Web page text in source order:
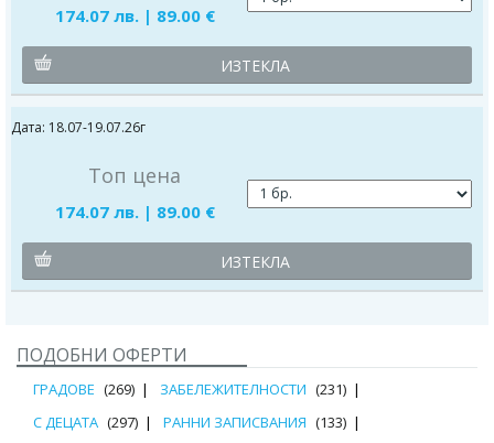
174.07 лв. | 89.00 €
ИЗТЕКЛА
Дата: 18.07-19.07.26г
Топ цена
174.07 лв. | 89.00 €
ИЗТЕКЛА
ПОДОБНИ ОФЕРТИ
ГРАДОВЕ (269) ЗАБЕЛЕЖИТЕЛНОСТИ (231)
С ДЕЦАТА (297) РАННИ ЗАПИСВАНИЯ (133)